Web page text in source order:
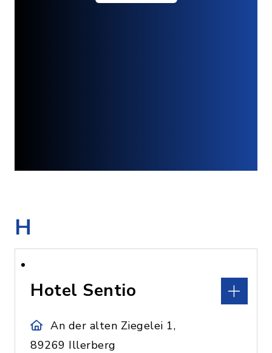
H
Hotel Sentio
An der alten Ziegelei 1,
89269 Illerberg